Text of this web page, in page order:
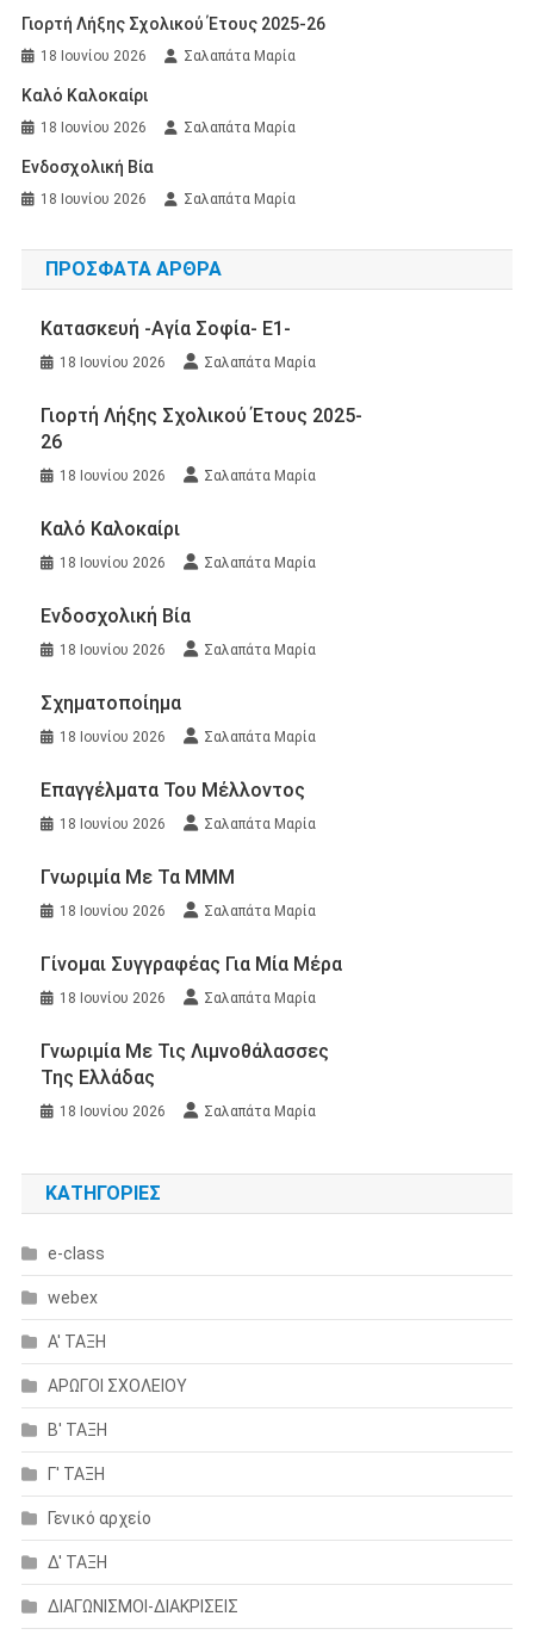
Γιορτή Λήξης Σχολικού Έτους 2025-26
18 Ιουνίου 2026 Σαλαπάτα Μαρία
Καλό Καλοκαίρι
18 Ιουνίου 2026 Σαλαπάτα Μαρία
Ενδοσχολική Βία
18 Ιουνίου 2026 Σαλαπάτα Μαρία
ΠΡΌΣΦΑΤΑ ΆΡΘΡΑ
Κατασκευή -Αγία Σοφία- Ε1-
18 Ιουνίου 2026 Σαλαπάτα Μαρία
Γιορτή Λήξης Σχολικού Έτους 2025-
26
18 Ιουνίου 2026 Σαλαπάτα Μαρία
Καλό Καλοκαίρι
18 Ιουνίου 2026 Σαλαπάτα Μαρία
Ενδοσχολική Βία
18 Ιουνίου 2026 Σαλαπάτα Μαρία
Σχηματοποίημα
18 Ιουνίου 2026 Σαλαπάτα Μαρία
Επαγγέλματα Του Μέλλοντος
18 Ιουνίου 2026 Σαλαπάτα Μαρία
Γνωριμία Με Τα ΜΜΜ
18 Ιουνίου 2026 Σαλαπάτα Μαρία
Γίνομαι Συγγραφέας Για Μία Μέρα
18 Ιουνίου 2026 Σαλαπάτα Μαρία
Γνωριμία Με Τις Λιμνοθάλασσες
Της Ελλάδας
18 Ιουνίου 2026 Σαλαπάτα Μαρία
KΑΤΗΓΟΡΊΕΣ
e-class
webex
Α' ΤΑΞΗ
ΑΡΩΓΟΙ ΣΧΟΛΕΙΟΥ
Β' ΤΑΞΗ
Γ' ΤΑΞΗ
Γενικό αρχείο
Δ' ΤΑΞΗ
ΔΙΑΓΩΝΙΣΜΟΙ-ΔΙΑΚΡΙΣΕΙΣ